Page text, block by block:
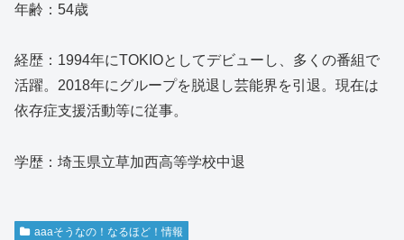
年齢：54歳
経歴：1994年にTOKIOとしてデビューし、多くの番組で
活躍。2018年にグループを脱退し芸能界を引退。現在は
依存症支援活動等に従事。
学歴：埼玉県立草加西高等学校中退
aaaそうなの！なるほど！情報